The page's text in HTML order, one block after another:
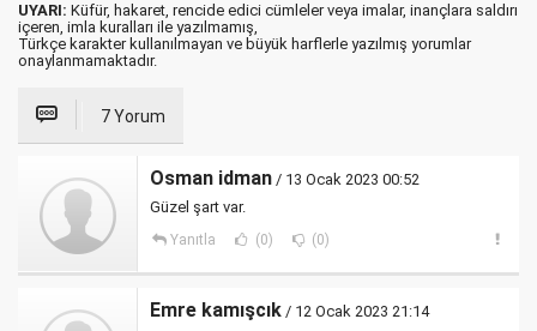
UYARI: Küfür, hakaret, rencide edici cümleler veya imalar, inançlara saldırı
içeren, imla kuralları ile yazılmamış,
Türkçe karakter kullanılmayan ve büyük harflerle yazılmış yorumlar
onaylanmamaktadır.
7 Yorum
Osman idman / 13 Ocak 2023 00:52
Güzel şart var.
Yanıtla (0) (0)
Emre kamışcık / 12 Ocak 2023 21:14